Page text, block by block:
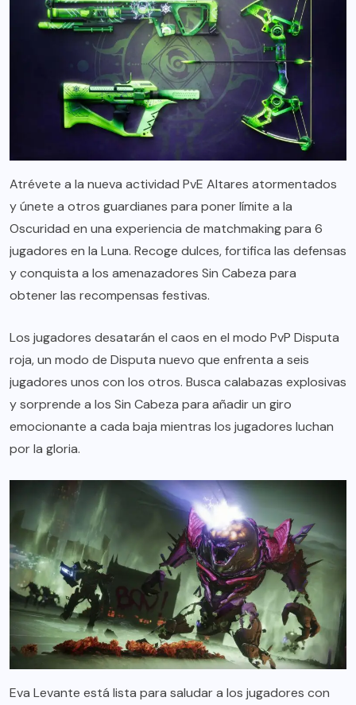
Atrévete a la nueva actividad PvE Altares atormentados
y únete a otros guardianes para poner límite a la
Oscuridad en una experiencia de matchmaking para 6
jugadores en la Luna. Recoge dulces, fortifica las defensas
y conquista a los amenazadores Sin Cabeza para
obtener las recompensas festivas.
Los jugadores desatarán el caos en el modo PvP Disputa
roja, un modo de Disputa nuevo que enfrenta a seis
jugadores unos con los otros. Busca calabazas explosivas
y sorprende a los Sin Cabeza para añadir un giro
emocionante a cada baja mientras los jugadores luchan
por la gloria.
Eva Levante está lista para saludar a los jugadores con